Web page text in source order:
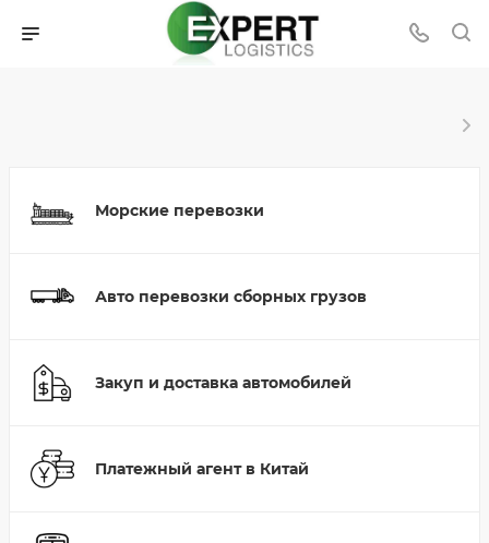
Морские перевозки
Авто перевозки сборных грузов
Закуп и доставка автомобилей
Платежный агент в Китай